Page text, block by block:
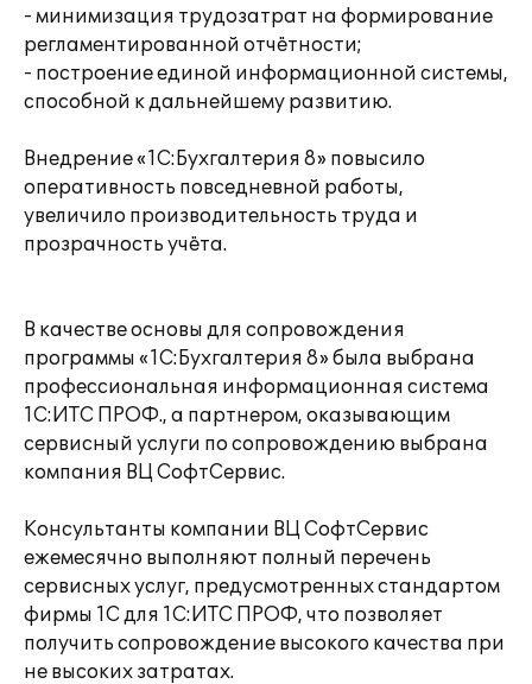
- минимизация трудозатрат на формирование
регламентированной отчётности;
- построение единой информационной системы,
способной к дальнейшему развитию.
Внедрение «1С:Бухгалтерия 8» повысило
оперативность повседневной работы,
увеличило производительность труда и
прозрачность учёта.
В качестве основы для сопровождения
программы «1С:Бухгалтерия 8» была выбрана
профессиональная информационная система
1С:ИТС ПРОФ., а партнером, оказывающим
сервисный услуги по сопровождению выбрана
компания ВЦ СофтСервис.
Консультанты компании ВЦ СофтСервис
ежемесячно выполняют полный перечень
сервисных услуг, предусмотренных стандартом
фирмы 1С для 1С:ИТС ПРОФ, что позволяет
получить сопровождение высокого качества при
не высоких затратах.